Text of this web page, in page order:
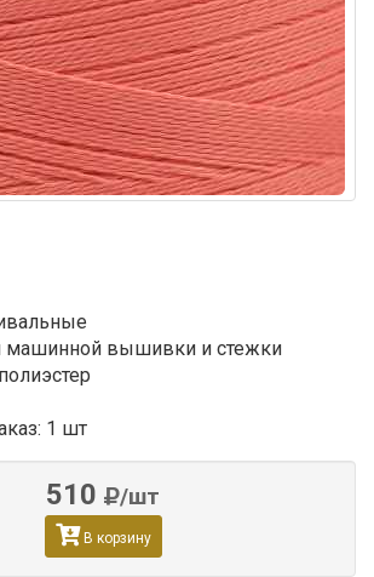
машинной вышивки и стежки
1 шт
510 /шт
В корзину